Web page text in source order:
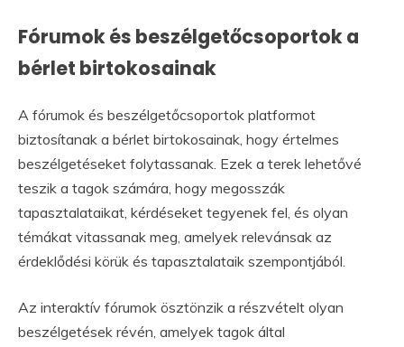
Fórumok és beszélgetőcsoportok a
bérlet birtokosainak
A fórumok és beszélgetőcsoportok platformot
biztosítanak a bérlet birtokosainak, hogy értelmes
beszélgetéseket folytassanak. Ezek a terek lehetővé
teszik a tagok számára, hogy megosszák
tapasztalataikat, kérdéseket tegyenek fel, és olyan
témákat vitassanak meg, amelyek relevánsak az
érdeklődési körük és tapasztalataik szempontjából.
Az interaktív fórumok ösztönzik a részvételt olyan
beszélgetések révén, amelyek tagok által